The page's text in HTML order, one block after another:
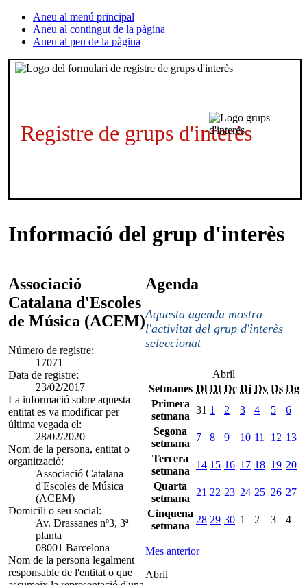
Aneu al menú principal
Aneu al contingut de la pàgina
Aneu al peu de la pàgina
Registre de grups d'interès
Informació del grup d'interès
Associació
Catalana d'Escoles
de Música (ACEM)
Número de registre:
17071
Data de registre:
23/02/2017
La informació sobre aquesta
entitat es va modificar per
última vegada el:
28/02/2020
Nom de la persona, entitat o
organització:
Associació Catalana
d'Escoles de Música
(ACEM)
Domicili o seu social:
Av. Drassanes nº3, 3ª
planta
08001 Barcelona
Nom de la persona legalment
responsable de l'entitat o que
Agenda
Aquesta agenda mostra
l'activitat del grup d'interès
seleccionat
Abril
Setmanes Dl Dt Dc Dj Dv Ds Dg
Primera
setmana
31 1 2 3 4 5
6
Segona
setmana
7 8 9 10 11 12 13
Tercera
setmana
14 15 16 17 18 19 20
Quarta
setmana
21 22 23 24 25 26 27
Cinquena
setmana
28 29 30 1 2 3 4
Mes anterior
Abril